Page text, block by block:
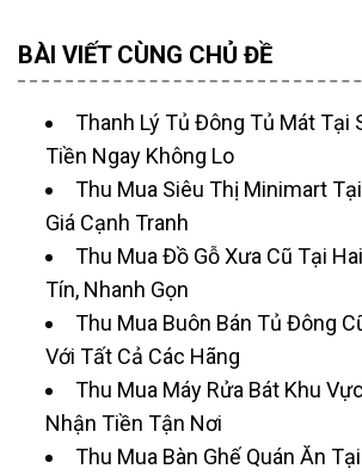
BÀI VIẾT CÙNG CHỦ ĐỀ
Thanh Lý Tủ Đông Tủ Mát Tại
Tiền Ngay Không Lo
Thu Mua Siêu Thị Minimart
Giá Cạnh Tranh
Thu Mua Đồ Gỗ Xưa Cũ Tại
Tín, Nhanh Gọn
Thu Mua Buôn Bán Tủ Đông
Với Tất Cả Các Hãng
Thu Mua Máy Rửa Bát Khu
Nhận Tiền Tận Nơi
Thu Mua Bàn Ghế Quán Ăn